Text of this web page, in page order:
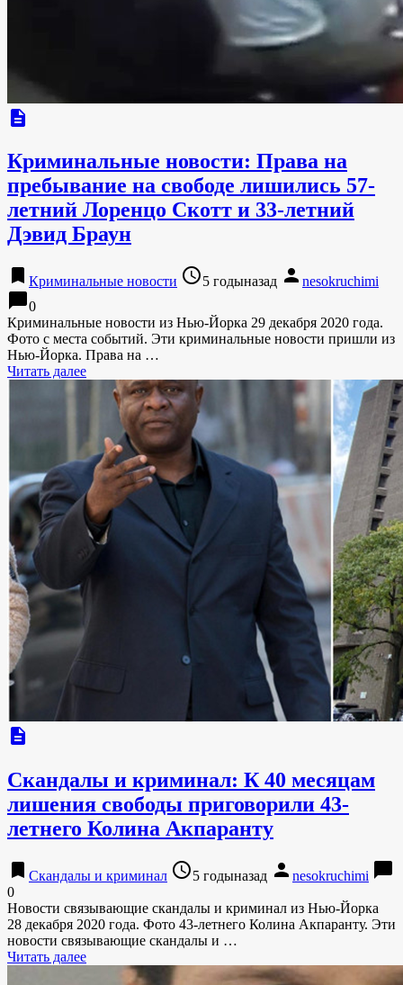
description
Криминальные новости: Права на
пребывание на свободе лишились 57-
летний Лоренцо Скотт и 33-летний
Дэвид Браун
bookmark Криминальные новости access_time5 годыназад person nesokruchimi
chat_bubble0
Криминальные новости из Нью-Йорка 29 декабря 2020 года.
Фото с места событий. Эти криминальные новости пришли из
Нью-Йорка. Права на …
Читать далее
description
Скандалы и криминал: К 40 месяцам
лишения свободы приговорили 43-
летнего Колина Акпаранту
bookmark Скандалы и криминал access_time5 годыназад person nesokruchimi chat_bubble
0
Новости связывающие скандалы и криминал из Нью-Йорка
28 декабря 2020 года. Фото 43-летнего Колина Акпаранту. Эти
новости связывающие скандалы и …
Читать далее